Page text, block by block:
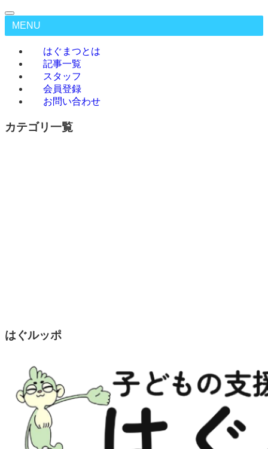
MENU
はぐまつとは
記事一覧
スタッフ
会員登録
お問い合わせ
カテゴリ一覧
はぐルッポ